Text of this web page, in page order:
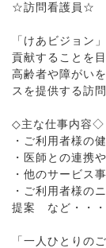
☆訪問看護員☆
「けあビジョン
貢献することを
高齢者や障がい
スを提供する訪
◇主な仕事内容◇
・ご利用者様の
・医師との連携
・他のサービス
・ご利用者様の
提案 など・・・
「一人ひとりの